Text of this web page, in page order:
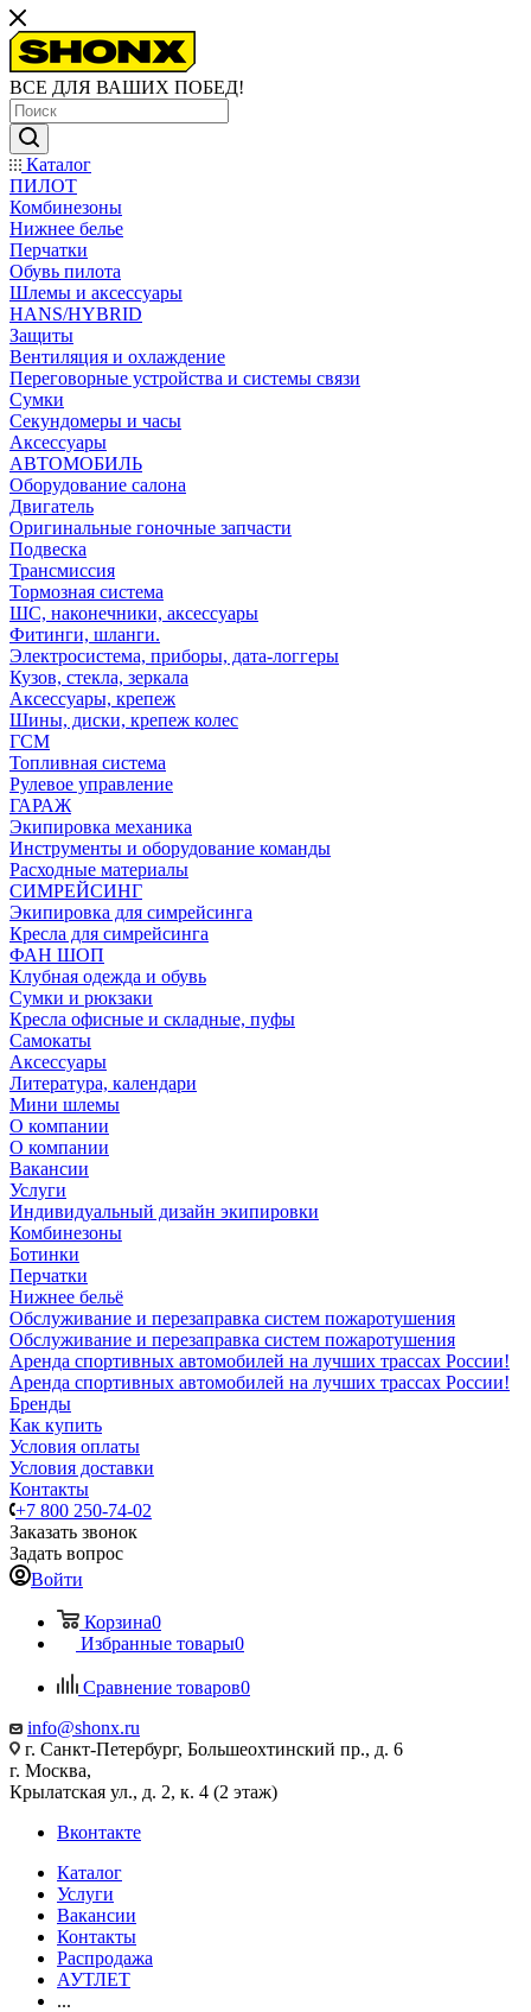
ВСЕ ДЛЯ ВАШИХ ПОБЕД!
Каталог
ПИЛОТ
Комбинезоны
Нижнее белье
Перчатки
Обувь пилота
Шлемы и аксессуары
HANS/HYBRID
Защиты
Вентиляция и охлаждение
Переговорные устройства и системы связи
Сумки
Секундомеры и часы
Аксессуары
АВТОМОБИЛЬ
Оборудование салона
Двигатель
Оригинальные гоночные запчасти
Подвеска
Трансмиссия
Тормозная система
ШС, наконечники, аксессуары
Фитинги, шланги.
Электросистема, приборы, дата-логгеры
Кузов, стекла, зеркала
Аксессуары, крепеж
Шины, диски, крепеж колес
ГСМ
Топливная система
Рулевое управление
ГАРАЖ
Экипировка механика
Инструменты и оборудование команды
Расходные материалы
СИМРЕЙСИНГ
Экипировка для симрейсинга
Кресла для симрейсинга
ФАН ШОП
Клубная одежда и обувь
Сумки и рюкзаки
Кресла офисные и складные, пуфы
Самокаты
Аксессуары
Литература, календари
Мини шлемы
О компании
О компании
Вакансии
Услуги
Индивидуальный дизайн экипировки
Комбинезоны
Ботинки
Перчатки
Нижнее бельё
Обслуживание и перезаправка систем пожаротушения
Обслуживание и перезаправка систем пожаротушения
Аренда спортивных автомобилей на лучших трассах России!
Аренда спортивных автомобилей на лучших трассах России!
Бренды
Как купить
Условия оплаты
Условия доставки
Контакты
+7 800 250-74-02
Заказать звонок
Задать вопрос
Войти
Корзина0
Избранные товары0
Сравнение товаров0
info@shonx.ru
г. Санкт-Петербург, Большеохтинский пр., д. 6
г. Москва,
Крылатская ул., д. 2, к. 4 (2 этаж)
Вконтакте
Каталог
Услуги
Вакансии
Контакты
Распродажа
АУТЛЕТ
...